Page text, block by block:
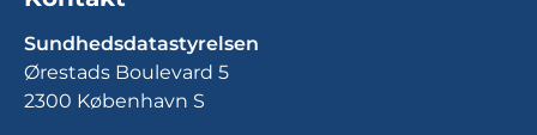
Sundhedsdatastyrelsen
Ørestads Boulevard 5
2300 København S